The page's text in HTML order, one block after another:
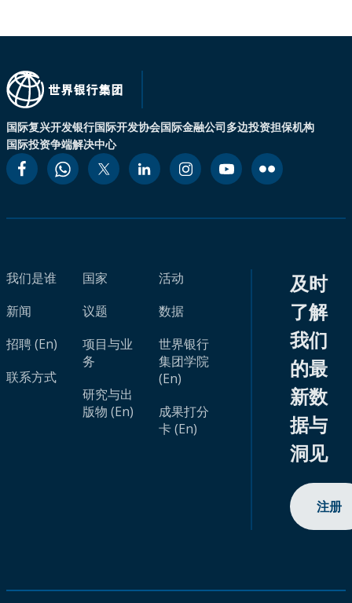
国际复兴开发银行国际开发协会国际金融公司多边投资担保机构
国际投资争端解决中心
我们是谁
新闻
招聘 (En)
联系方式
国家
议题
项目与业
务
研究与出
版物 (En)
活动
数据
世界银行
集团学院
(En)
成果打分
卡 (En)
及时
了解
我们
的最
新数
据与
洞见
注册